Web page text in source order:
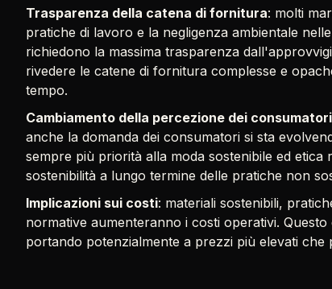
Trasparenza della catena di fornitura: molti
pratiche di lavoro e la negligenza ambientale
richiedono la massima trasparenza
rivedere le catene di fornitura complesse e
tempo.
Cambiamento della percezione dei consumatori
anche la domanda dei consumatori si sta
sempre più priorità alla moda sostenibile ed
sostenibilità a lungo termine delle pratiche non
Implicazioni sui costi: materiali sostenibili,
normative aumenteranno i costi operativi.
portando potenzialmente a prezzi più elevati